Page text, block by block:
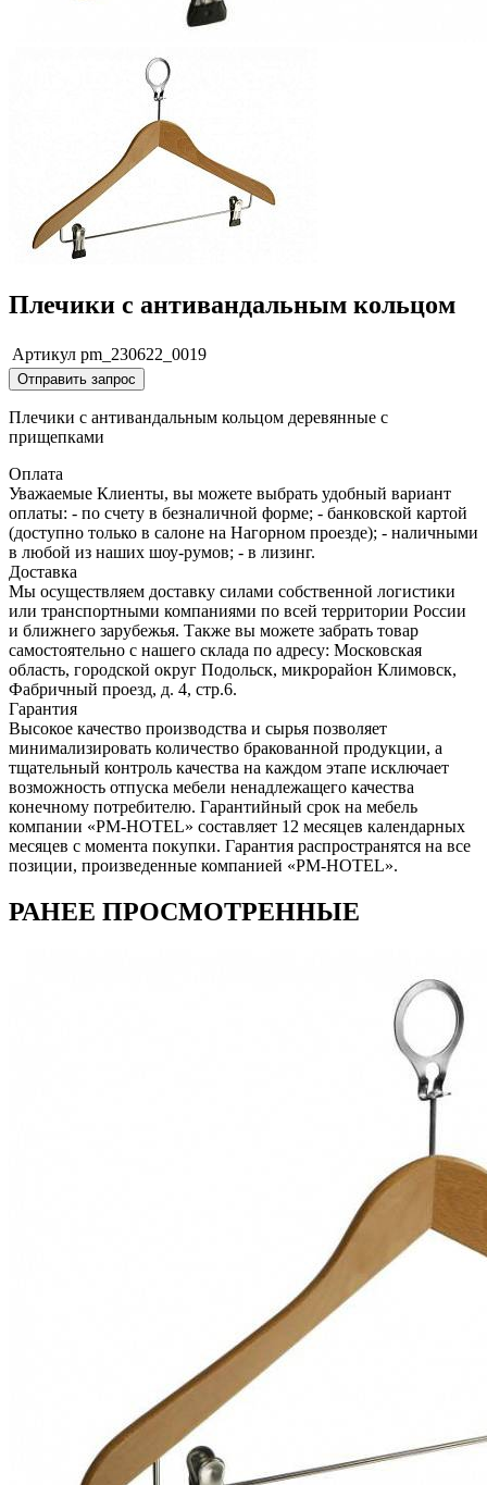
Плечики с антивандальным кольцом
Артикул pm_230622_0019
Отправить запрос
Плечики с антивандальным кольцом деревянные с
прищепками
Оплата
Уважаемые Клиенты, вы можете выбрать удобный вариант
оплаты: - по счету в безналичной форме; - банковской картой
(доступно только в салоне на Нагорном проезде); - наличными
в любой из наших шоу-румов; - в лизинг.
Доставка
Мы осуществляем доставку силами собственной логистики
или транспортными компаниями по всей территории России
и ближнего зарубежья. Также вы можете забрать товар
самостоятельно с нашего склада по адресу: Московская
область, городcкой округ Подольск, микрорайон Климовск,
Фабричный проезд, д. 4, стр.6.
Гарантия
Высокое качество производства и сырья позволяет
минимализировать количество бракованной продукции, а
тщательный контроль качества на каждом этапе исключает
возможность отпуска мебели ненадлежащего качества
конечному потребителю. Гарантийный срок на мебель
компании «PM-HOTEL» составляет 12 месяцев календарных
месяцев с момента покупки. Гарантия распространятся на все
позиции, произведенные компанией «PM-HOTEL».
РАНЕЕ ПРОСМОТРЕННЫЕ